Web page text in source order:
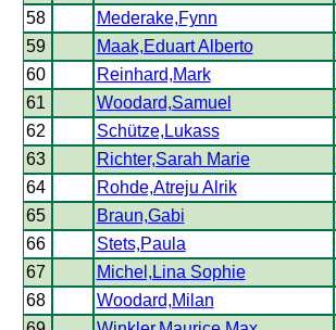
58
Mederake,Fynn
59
Maak,Eduart Alberto
60
Reinhard,Mark
61
Woodard,Samuel
62
Schütze,Lukass
63
Richter,Sarah Marie
64
Rohde,Atreju Alrik
65
Braun,Gabi
66
Stets,Paula
67
Michel,Lina Sophie
68
Woodard,Milan